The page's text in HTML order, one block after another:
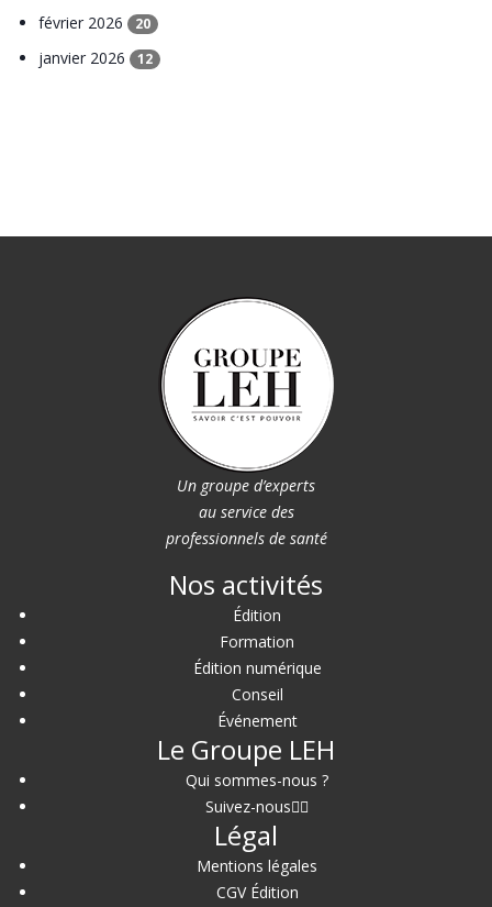
février 2026 20
janvier 2026 12
Un groupe d’experts
au service des
professionnels de santé
Nos activités
Édition
Formation
Édition numérique
Conseil
Événement
Le Groupe LEH
Qui sommes-nous ?
Suivez-nous
Légal
Mentions légales
CGV Édition